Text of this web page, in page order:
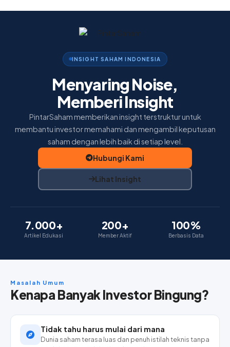
Membership
INSIGHT SAHAM INDONESIA
Menyaring Noise,
Memberi Insight
PintarSaham memberikan insight terstruktur untuk
membantu investor memahami dan mengambil keputusan
saham dengan lebih baik di setiap level.
Hubungi Kami
Lihat Insight
7.000+
Artikel Edukasi
200+
Member Aktif
100%
Berbasis Data
Masalah Umum
Kenapa Banyak Investor Bingung?
Tidak tahu harus mulai dari mana
Dunia saham terasa luas dan penuh istilah teknis tanpa